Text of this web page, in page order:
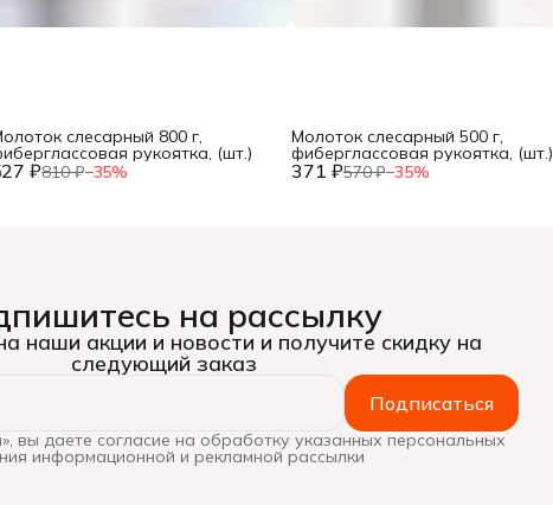
₽810 ₽−35%
слесарный 800 г,
рукоятка, (шт.)
371 ₽570 ₽−35%
Молоток слесарный 500 г,
фиберглассовая рукоятка, (шт.)
на рассылку
наши акции и новости и получите скидку на
следующий заказ
Подписаться
вы даете согласие на обработку указанных персональных
информационной и рекламной рассылки